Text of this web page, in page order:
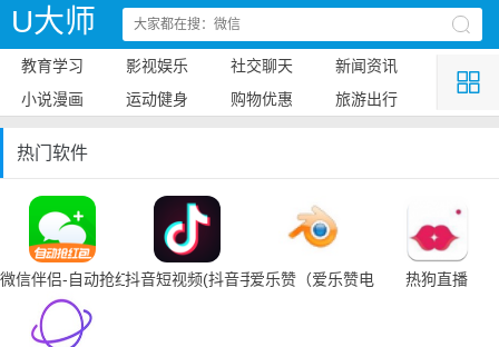
U大师
教育学习 影视娱乐 社交聊天
新闻资讯
小说漫画
运动健身 购物优惠 旅游出行
热门软件
微信伴侣-自动抢红包抖音短视频(抖音手机下载)爱乐赞（爱乐赞电脑手机下载）
热狗直播